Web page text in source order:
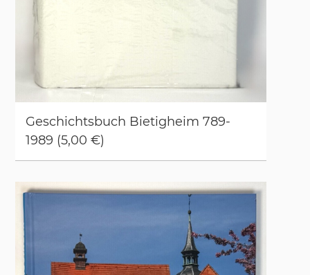
Ge­schichts­buch Bie­tig­heim 789-
1989 (5,00 €)